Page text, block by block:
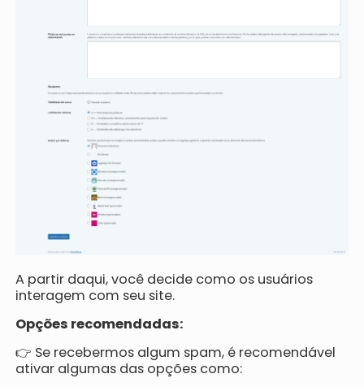
A partir daqui, você decide como os usuários
interagem com seu site.
Opções recomendadas:
👉 Se recebermos algum spam, é recomendável
ativar algumas das opções como: